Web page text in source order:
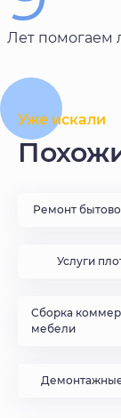
Лет помогаем
Уже искали
Ремонт
Услуги
Сборка
мебели